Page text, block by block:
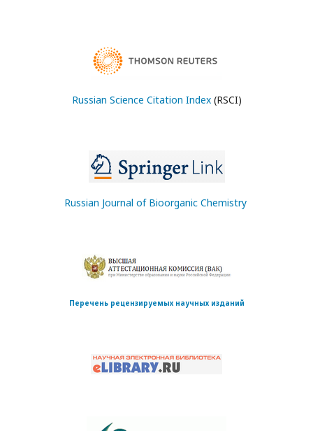
Russian Science Citation Index(RSCI)
Russian Journal of Bioorganic Chemistry
Перечень рецензируемых научных изданий